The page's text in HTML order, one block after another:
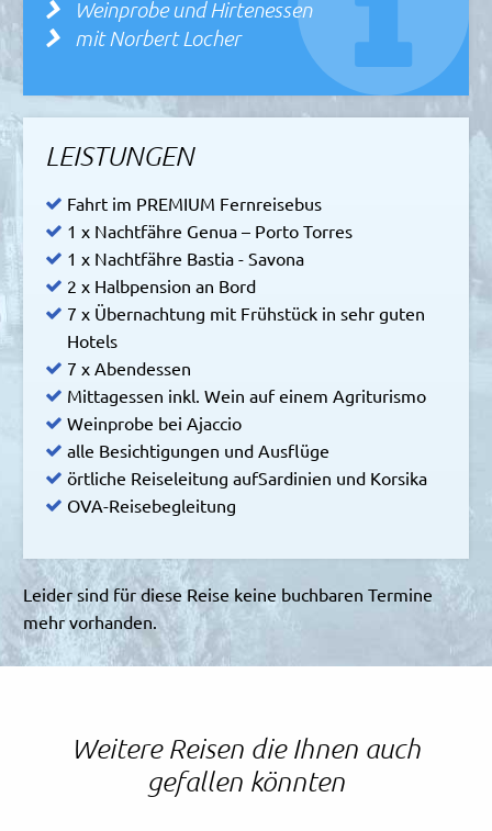
Weinprobe und Hirtenessen
mit Norbert Locher
LEISTUNGEN
Fahrt im PREMIUM Fernreisebus
1 x Nachtfähre Genua – Porto Torres
1 x Nachtfähre Bastia - Savona
2 x Halbpension an Bord
7 x Übernachtung mit Frühstück in sehr guten
Hotels
7 x Abendessen
Mittagessen inkl. Wein auf einem Agriturismo
Weinprobe bei Ajaccio
alle Besichtigungen und Ausflüge
örtliche Reiseleitung aufSardinien und Korsika
OVA-Reisebegleitung
Leider sind für diese Reise keine buchbaren Termine
mehr vorhanden.
Weitere Reisen die Ihnen auch
gefallen könnten